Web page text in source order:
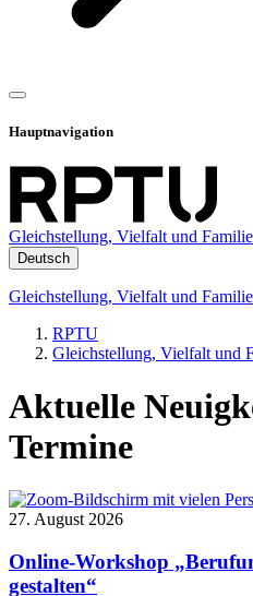
Hauptnavigation
Gleichstellung, Vielfalt und Familie
Deutsch
Gleichstellung, Vielfalt und Familie
RPTU
Gleichstellung, Vielfalt und
Aktuelle
Termine
27. August 2026
Online-Workshop
gestalten“